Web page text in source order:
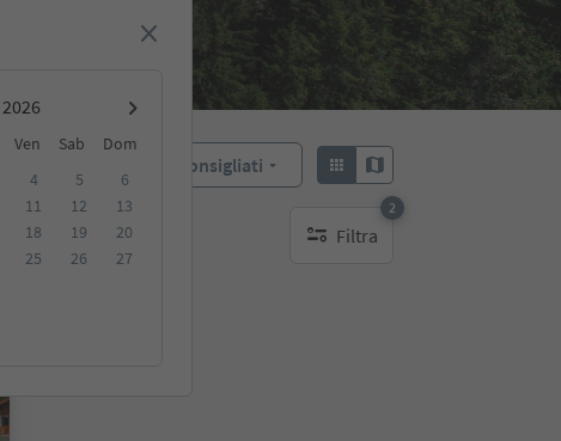
Ven Sab
Dom
4 5
6
11 12
13
18 19
20
25 26
27
Consigliati
Filtra
2
filtri attivi